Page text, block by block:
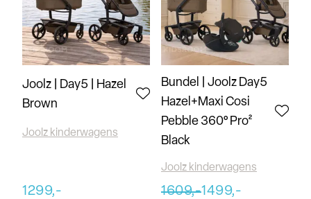
Joolz | Day5 | Hazel
Brown
Joolz kinderwagens
1299,-
Bundel | Joolz Day5
Hazel+Maxi Cosi
Pebble 360° Pro²
Black
Joolz kinderwagens
1609,-1499,-